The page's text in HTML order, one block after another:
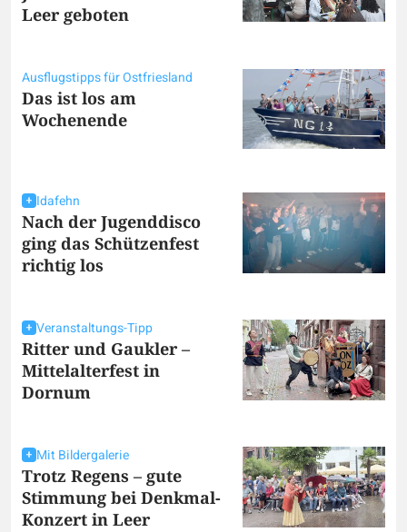
Leer geboten
Ausflugstipps für Ostfriesland
Das ist los am
Wochenende
Idafehn
Nach der Jugenddisco
ging das Schützenfest
richtig los
Veranstaltungs-Tipp
Ritter und Gaukler –
Mittelalterfest in
Dornum
Mit Bildergalerie
Trotz Regens – gute
Stimmung bei Denkmal-
Konzert in Leer